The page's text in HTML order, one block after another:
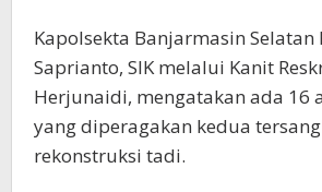
Kapolsekta Banjarmasin Selatan
Saprianto, SIK melalui Kanit
Herjunaidi, mengatakan ada 16
yang diperagakan kedua
rekonstruksi tadi.